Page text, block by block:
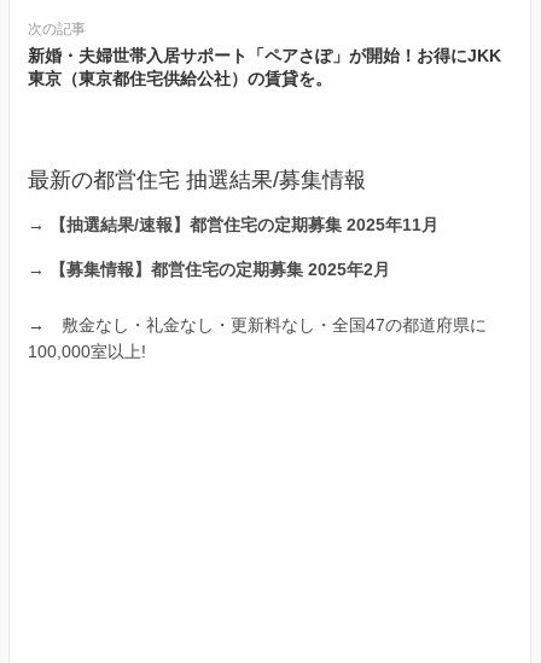
次の記事
新婚・夫婦世帯入居サポート「ペアさぽ」が開始！お得にJKK
東京（東京都住宅供給公社）の賃貸を。
最新の都営住宅 抽選結果/募集情報
→ 【抽選結果/速報】都営住宅の定期募集 2025年11月
→ 【募集情報】都営住宅の定期募集 2025年2月
→ 敷金なし・礼金なし・更新料なし・全国47の都道府県に
100,000室以上!